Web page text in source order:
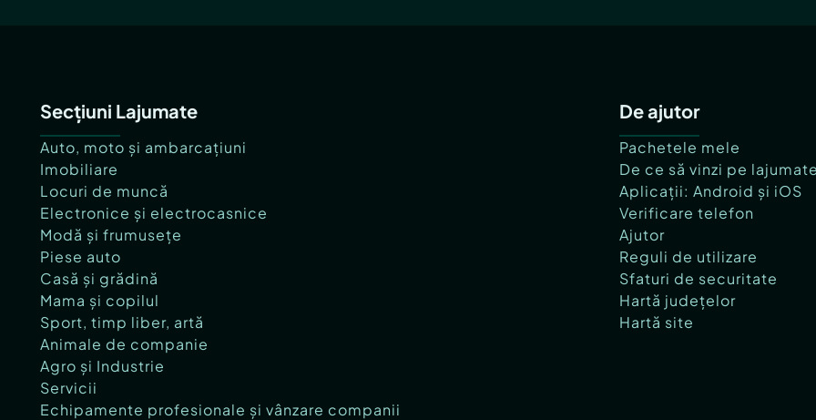
Secțiuni Lajumate
Auto, moto și ambarcațiuni
Imobiliare
Locuri de muncă
Electronice și electrocasnice
Modă și frumusețe
Piese auto
Casă și grădină
Mama și copilul
Sport, timp liber, artă
Animale de companie
Agro și Industrie
Servicii
Echipamente profesionale și vânzare companii
De ajutor
Pachetele mele
De ce să vinzi pe
Aplicații: Android și iOS
Verificare telefon
Ajutor
Reguli de utilizare
Sfaturi de securitate
Hartă județelor
Hartă site